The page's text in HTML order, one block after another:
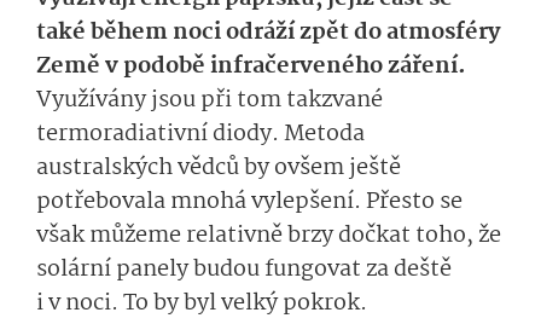
také během noci odráží zpět do atmosféry
Země v podobě infračerveného záření.
Využívány jsou při tom takzvané
termoradiativní diody. Metoda
australských vědců by ovšem ještě
potřebovala mnohá vylepšení. Přesto se
však můžeme relativně brzy dočkat toho, že
solární panely budou fungovat za deště
i v noci. To by byl velký pokrok.